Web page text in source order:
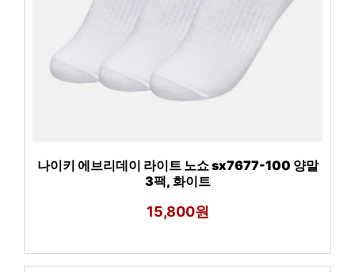
나이키 에브리데이 라이트 노쇼 sx7677-100 양말
3팩, 화이트
15,800원